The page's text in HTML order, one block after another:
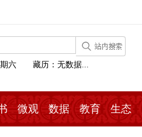
六 藏历：无数据...
微观 数据 教育 生态